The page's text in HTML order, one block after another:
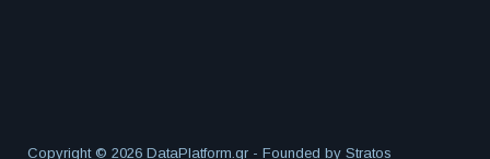
Copyright © 2026 DataPlatform.gr - Founded by Stratos